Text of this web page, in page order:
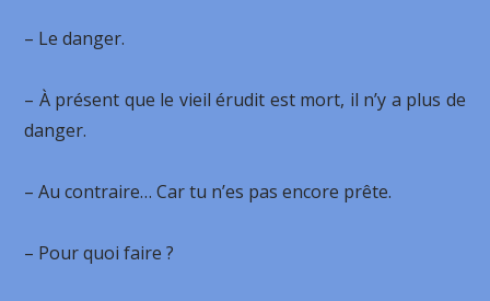
– Le danger.
– À présent que le vieil érudit est mort, il n’y a plus de
danger.
– Au contraire… Car tu n’es pas encore prête.
– Pour quoi faire ?